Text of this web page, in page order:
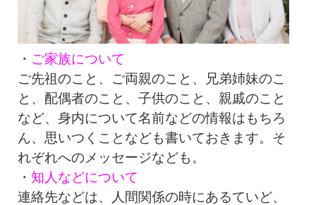
・ ご家族について
ご先祖のこと、ご両親のこと、兄弟姉妹のこ
と、配偶者のこと、子供のこと、親戚のこと
など、身内について名前などの情報はもちろ
ん、思いつくことなども書いておきます。そ
れぞれへのメッセージなども。
・ 知人などについて
連絡先などは、人間関係の時にあるていど、